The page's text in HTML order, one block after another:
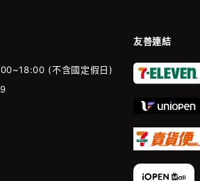
友善連結
(不含國定假日)